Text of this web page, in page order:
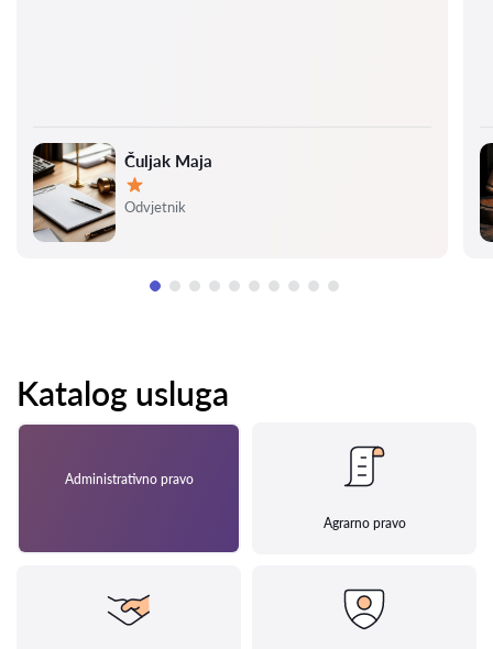
Čuljak Maja
Ocjena:
Odvjetnik
Katalog usluga
Administrativno pravo
Agrarno pravo